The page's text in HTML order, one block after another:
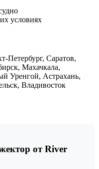
условиях
Петербург, Саратов,
Махачкала,
Уренгой, Астрахань,
Владивосток
от River